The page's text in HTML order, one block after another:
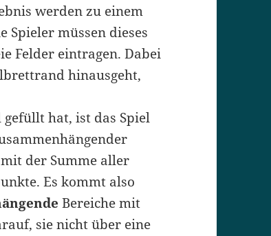
werden zu einem
Spieler müssen dieses
Felder eintragen. Dabei
hinausgeht,
hat, ist das Spiel
der Summe aller
Es kommt also
Bereiche mit
sie nicht über eine